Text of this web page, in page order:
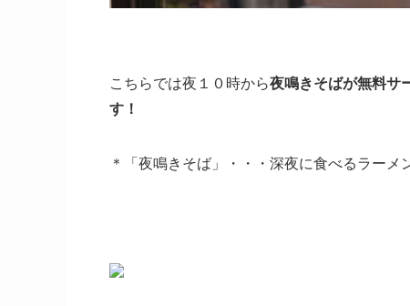
こちらでは夜１０時から夜鳴きそばが無料サ
す！
＊「夜鳴きそば」・・・深夜に食べるラーメ